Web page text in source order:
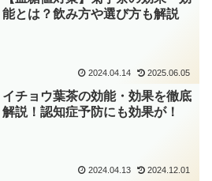
能とは？飲み方や選び方も解説
2024.04.14 2025.06.05
イチョウ葉茶の効能・効果を徹底
解説！認知症予防にも効果が！
2024.04.13 2024.12.01